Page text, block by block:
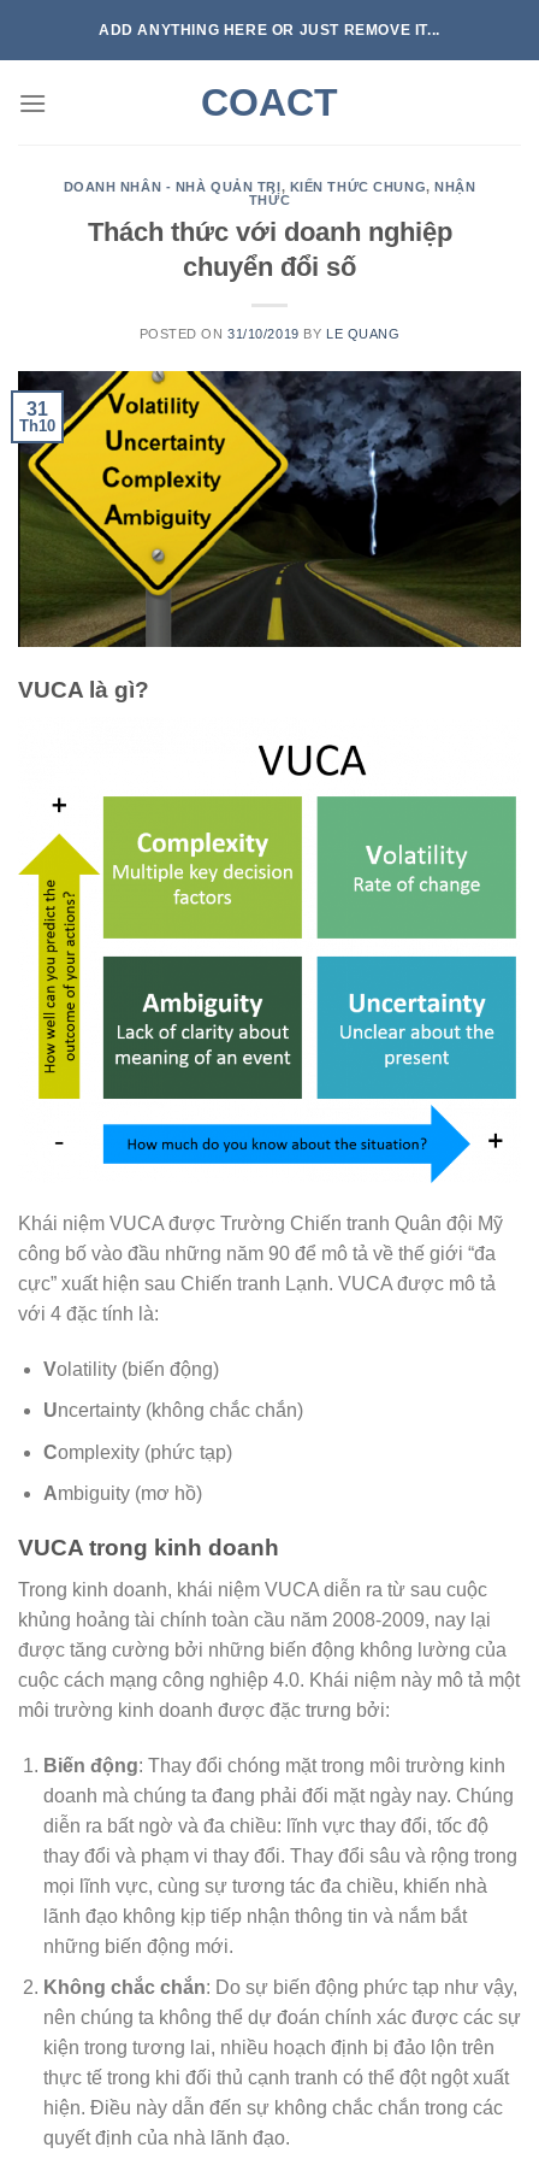
ADD ANYTHING HERE OR JUST REMOVE IT...
COACT
DOANH NHÂN - NHÀ QUẢN TRỊ, KIẾN THỨC CHUNG,NHẬN
THỨC
Thách thức với doanh nghiệp
chuyển đổi số
POSTED ON31/10/2019 BY LE QUANG
31
Th10
VUCA là gì?
Khái niệm VUCA được Trường Chiến tranh Quân đội Mỹ
công bố vào đầu những năm 90 để mô tả về thế giới “đa
cực” xuất hiện sau Chiến tranh Lạnh. VUCA được mô tả
với 4 đặc tính là:
Volatility (biến động)
Uncertainty (không chắc chắn)
Complexity (phức tạp)
Ambiguity (mơ hồ)
VUCA trong kinh doanh
Trong kinh doanh, khái niệm VUCA diễn ra từ sau cuộc
khủng hoảng tài chính toàn cầu năm 2008-2009, nay lại
được tăng cường bởi những biến động không lường của
cuộc cách mạng công nghiệp 4.0. Khái niệm này mô tả một
môi trường kinh doanh được đặc trưng bởi:
Biến động: Thay đổi chóng mặt trong môi trường kinh
doanh mà chúng ta đang phải đối mặt ngày nay. Chúng
diễn ra bất ngờ và đa chiều: lĩnh vực thay đổi, tốc độ
thay đổi và phạm vi thay đổi. Thay đổi sâu và rộng trong
mọi lĩnh vực, cùng sự tương tác đa chiều, khiến nhà
lãnh đạo không kịp tiếp nhận thông tin và nắm bắt
những biến động mới.
Không chắc chắn: Do sự biến động phức tạp như vậy,
nên chúng ta không thể dự đoán chính xác được các sự
kiện trong tương lai, nhiều hoạch định bị đảo lộn trên
thực tế trong khi đối thủ cạnh tranh có thể đột ngột xuất
hiện. Điều này dẫn đến sự không chắc chắn trong các
quyết định của nhà lãnh đạo.